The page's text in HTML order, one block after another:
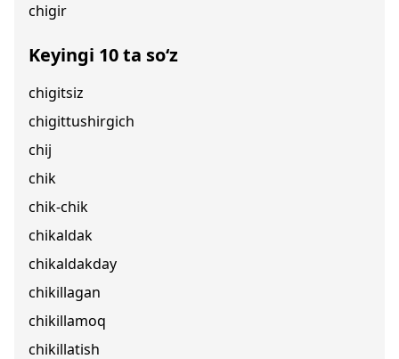
chigir
Keyingi 10 ta so‘z
chigitsiz
chigittushirgich
chij
chik
chik-chik
chikaldak
chikaldakday
chikillagan
chikillamoq
chikillatish